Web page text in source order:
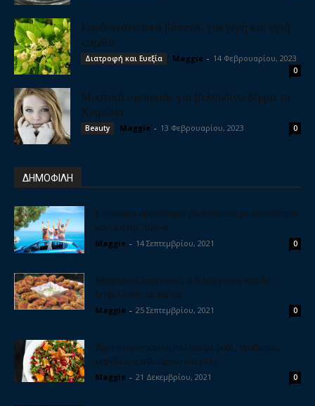
Καρδιοτονωτικά βότανα, για γερή και υγιή
καρδιά
Διατροφή και Ευεξία Maggie - 14 Φεβρουαρίου, 2023
0
Μυστικά ομορφιάς για βελούδινο δέρμα το
Χειμώνα
Beauty Maggie - 13 Φεβρουαρίου, 2023 0
ΔΗΜΟΦΙΛΗ
5 υπέροχοι προορισμοί για διακοπές με αυτοκίνητο
κοντά στην Αθήνα
Maggie - 14 Σεπτεμβρίου, 2021 0
Μπιφτέκια λαχανικών, η θεϊκή γεύση που θα
ξετρελλάνει τα παιδιά
Maggie - 25 Σεπτεμβρίου, 2021 0
Χριστουγεννιάτικη σαλάτα με ρόδι, γραβιέρα,
καρύδια, μπαλσάμικο και μέλι
Maggie - 21 Δεκεμβρίου, 2021 0